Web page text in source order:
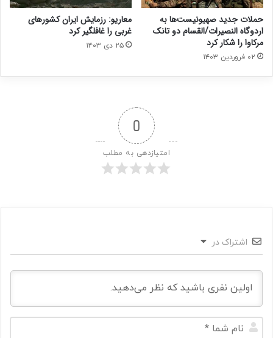
حملات جدید صهیونیست‌ها به
اردوگاه النصیرات/القسام دو تانک
مرکاوا را شکار کرد
۰۲ فروردین ۱۴۰۳
معاریو: رزمایش ایران کشورهای
غربی را غافلگیر کرد
۲۵ دی ۱۴۰۳
0
امتیازدهی به مطلب
اشتراک در